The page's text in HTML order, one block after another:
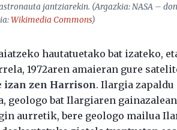
jantziarekin. (Argazkia: NASA –
Wikimedia Commons)
hautatuetako bat izateko,
1972aren amaieran gure
zen Harrison. Ilargia zapaldu
geologo bat Ilargiaren
aurretik, bere geologo mailua